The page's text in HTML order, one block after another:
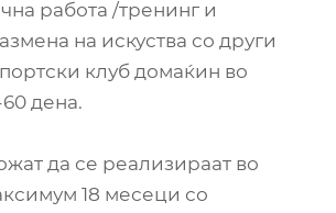
работа /тренинг и
на искуства со други
клуб домаќин во
дена.
да се реализираат во
18 месеци со